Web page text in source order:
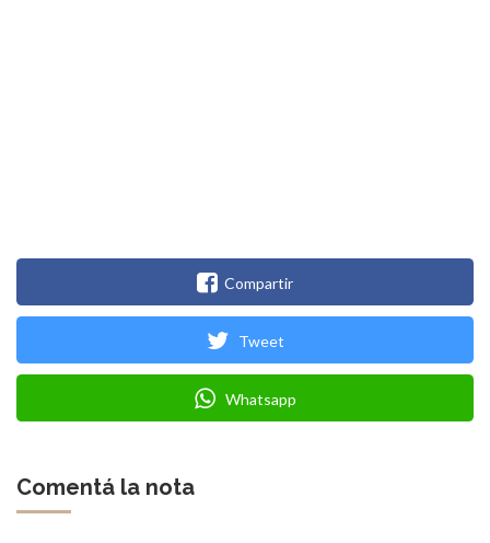
Compartir
Tweet
Whatsapp
Comentá la nota